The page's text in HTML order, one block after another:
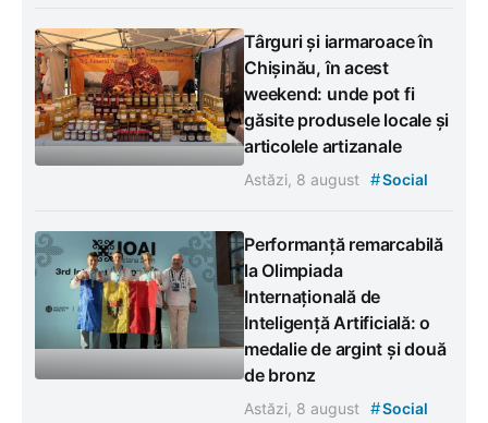
Târguri și iarmaroace în
Chișinău, în acest
weekend: unde pot fi
găsite produsele locale și
articolele artizanale
Astăzi, 8 august #Social
Performanță remarcabilă
la Olimpiada
Internațională de
Inteligență Artificială: o
medalie de argint și două
de bronz
Astăzi, 8 august #Social